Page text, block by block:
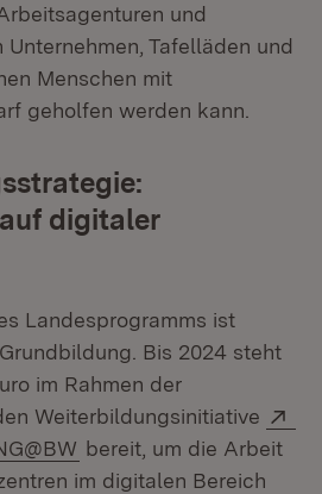
und
Tafelläden und
Menschen mit
geholfen werden kann.
digitaler
Landesprogramms ist
Bis 2024 steht
im Rahmen der
Weiterbildungsinitiative
(Öffnet in neuem
bereit, um die Arbeit
im digitalen Bereich